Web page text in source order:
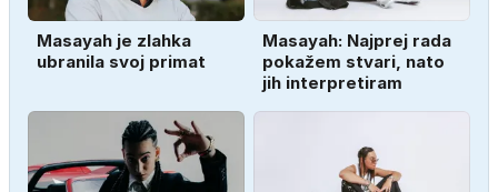
Masayah je zlahka
ubranila svoj primat
Masayah: Najprej rada
pokažem stvari, nato
jih interpretiram